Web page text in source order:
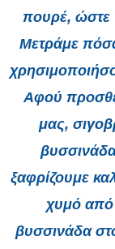
πουρέ, ώστε
Μετράμε
Αφού
μας,
ξαφρίζουμε
χυμό από
βυσσινάδα